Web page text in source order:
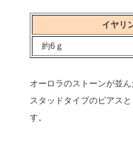
イヤリ
約6ｇ
オーロラのストーンが並
スタッドタイプのピアス
す。